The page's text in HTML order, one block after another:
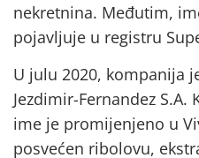
nekretnina. Međutim,
pojavljuje u registru
U julu 2020, kompanija
Jezdimir-Fernandez S.A.
ime je promijenjeno u
posvećen ribolovu,